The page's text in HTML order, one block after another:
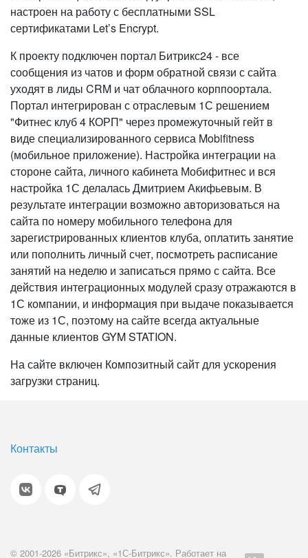
настроен на работу с бесплатными SSL
сертификатами Let’s Encrypt.
К проекту подключен портал Битрикс24 - все
сообщения из чатов и форм обратной связи с сайта
уходят в лиды CRM и чат облачного корппоортала.
Портал интегрирован с отраслевым 1С решением
"Фитнес клуб 4 КОРП" через промежуточный гейт в
виде специализированного сервиса Mobifitness
(мобильное приложение). Настройка интеграции на
стороне сайта, личного кабинета Мобифитнес и вся
настройка 1С делалась Дмитрием Акифьевым. В
результате интеграции возможно авторизоваться на
сайта по номеру мобильного телефона для
зарегистрированных клиентов клуба, оплатить занятие
или пополнить личный счет, посмотреть расписание
занятий на неделю и записаться прямо с сайта. Все
действия интеграционных модулей сразу отражаются в
1С компании, и информация при выдаче показывается
тоже из 1С, поэтому на сайте всегда актуальные
данные клиентов GYM STATION.
На сайте включен Композитный сайт для ускорения
загрузки страниц.
Контакты
© 2001-2026 «Битрикс», «1С-Битрикс». Работает на